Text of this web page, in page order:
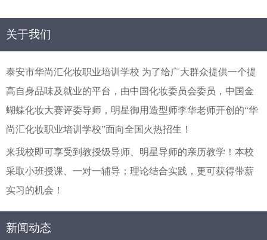
关于我们
泰安市华尚汇化妆职业培训学校 为了给广大群众提供一个提
高自身品味及就业的平台，由中国化妆委员会委员，中国金
蝴蝶化妆大赛评委导师，明星御用造型师李华老师开创的“华
尚汇化妆职业培训学校”面向全国火热招生！
来我校即可享受到教授级导师、明星导师的亲历教学！本校
采取小班授课、一对一辅导；理论结合实践，更可获得带薪
实习的机会！
新闻动态